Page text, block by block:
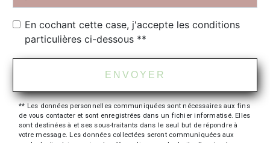
En cochant cette case, j'accepte les conditions
particulières ci-dessous **
ENVOYER
** Les données personnelles communiquées sont nécessaires aux fins
de vous contacter et sont enregistrées dans un fichier informatisé. Elles
sont destinées à et ses sous-traitants dans le seul but de répondre à
votre message. Les données collectées seront communiquées aux